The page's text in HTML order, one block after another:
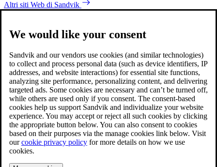
Altri siti Web di Sandvik
We would like your consent
Sandvik and our vendors use cookies (and similar technologies)
to collect and process personal data (such as device identifiers, IP
addresses, and website interactions) for essential site functions,
analyzing site performance, personalizing content, and delivering
targeted ads. Some cookies are necessary and can’t be turned off,
while others are used only if you consent. The consent-based
cookies help us support Sandvik and individualize your website
experience. You may accept or reject all such cookies by clicking
the appropriate button below. You can also consent to cookies
based on their purposes via the manage cookies link below. Visit
ourcookie privacy policy for more details on how we use
cookies.